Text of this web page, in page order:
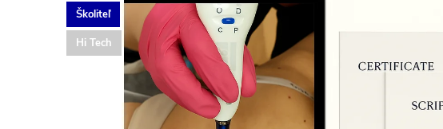
Školiteľ
Hi Tech